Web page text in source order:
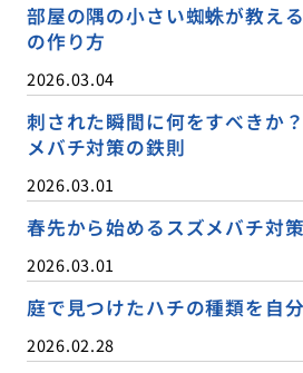
部屋の隅の小さい蜘蛛が教え
の作り方
2026.03.04
刺された瞬間に何をすべきか
メバチ対策の鉄則
2026.03.01
春先から始めるスズメバチ対
2026.03.01
庭で見つけたハチの種類を自
2026.02.28